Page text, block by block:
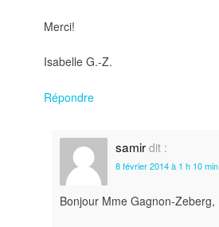
Merci!
Isabelle G.-Z.
Répondre
samir dit :
8 février 2014 à 1 h 10 min
Bonjour Mme Gagnon-Zeberg,